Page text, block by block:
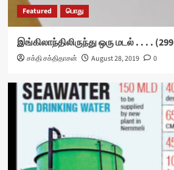
Featured பொது
இங்கிலாந்திலிருந்து ஒரு மடல் . . . . (299
சக்தி சக்திதாசன் August 28, 2019 0